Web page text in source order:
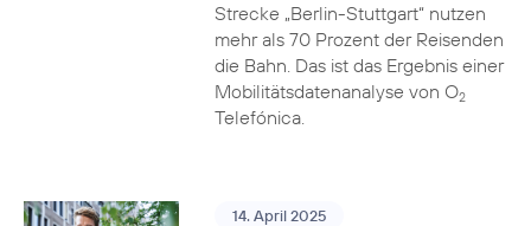
Strecke „Berlin-Stuttgart“ nutzen
mehr als 70 Prozent der Reisenden
die Bahn. Das ist das Ergebnis einer
Mobilitätsdatenanalyse von O2
Telefónica.
14. April 2025